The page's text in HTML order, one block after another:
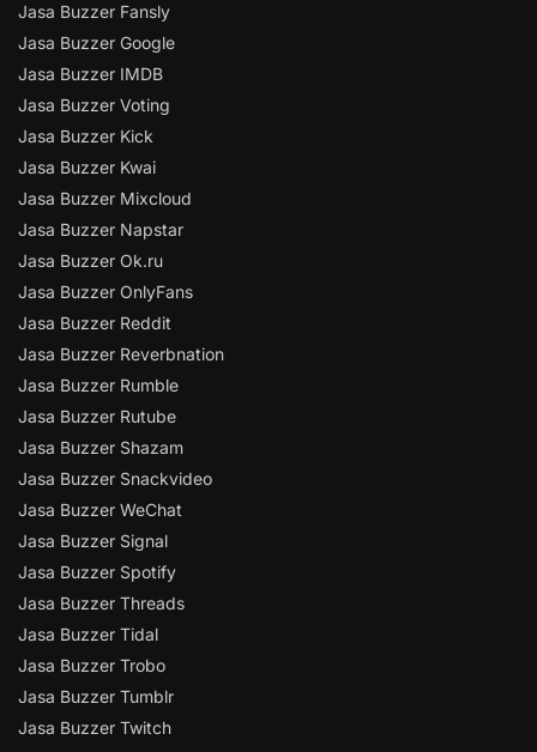
Jasa Buzzer Fansly
Jasa Buzzer Google
Jasa Buzzer IMDB
Jasa Buzzer Voting
Jasa Buzzer Kick
Jasa Buzzer Kwai
Jasa Buzzer Mixcloud
Jasa Buzzer Napstar
Jasa Buzzer Ok.ru
Jasa Buzzer OnlyFans
Jasa Buzzer Reddit
Jasa Buzzer Reverbnation
Jasa Buzzer Rumble
Jasa Buzzer Rutube
Jasa Buzzer Shazam
Jasa Buzzer Snackvideo
Jasa Buzzer WeChat
Jasa Buzzer Signal
Jasa Buzzer Spotify
Jasa Buzzer Threads
Jasa Buzzer Tidal
Jasa Buzzer Trobo
Jasa Buzzer Tumblr
Jasa Buzzer Twitch